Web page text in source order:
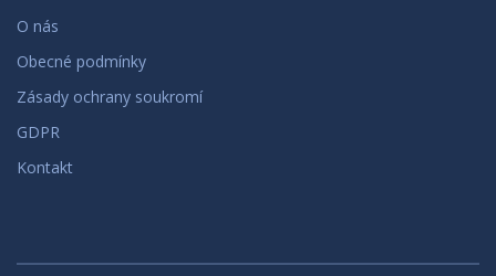
O nás
Obecné podmínky
Zásady ochrany soukromí
GDPR
Kontakt